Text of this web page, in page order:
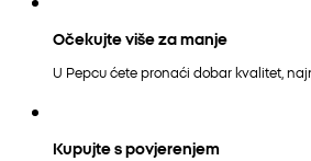
Očekujte više za manje
U Pepcu ćete pronaći dobar kvalitet,
Kupujte s povjerenjem